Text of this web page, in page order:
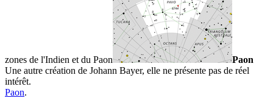
zones de l'Indien et du Paon
Paon
Une autre création de Johann Bayer, elle ne présente pas de réel
intérêt.
Paon.